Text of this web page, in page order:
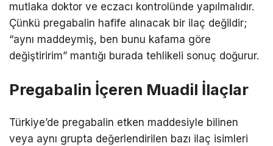
mutlaka doktor ve eczacı kontrolünde yapılmalıdır.
Çünkü pregabalin hafife alınacak bir ilaç değildir;
“aynı maddeymiş, ben bunu kafama göre
değiştiririm” mantığı burada tehlikeli sonuç doğurur.
Pregabalin İçeren Muadil İlaçlar
Türkiye’de pregabalin etken maddesiyle bilinen
veya aynı grupta değerlendirilen bazı ilaç isimleri